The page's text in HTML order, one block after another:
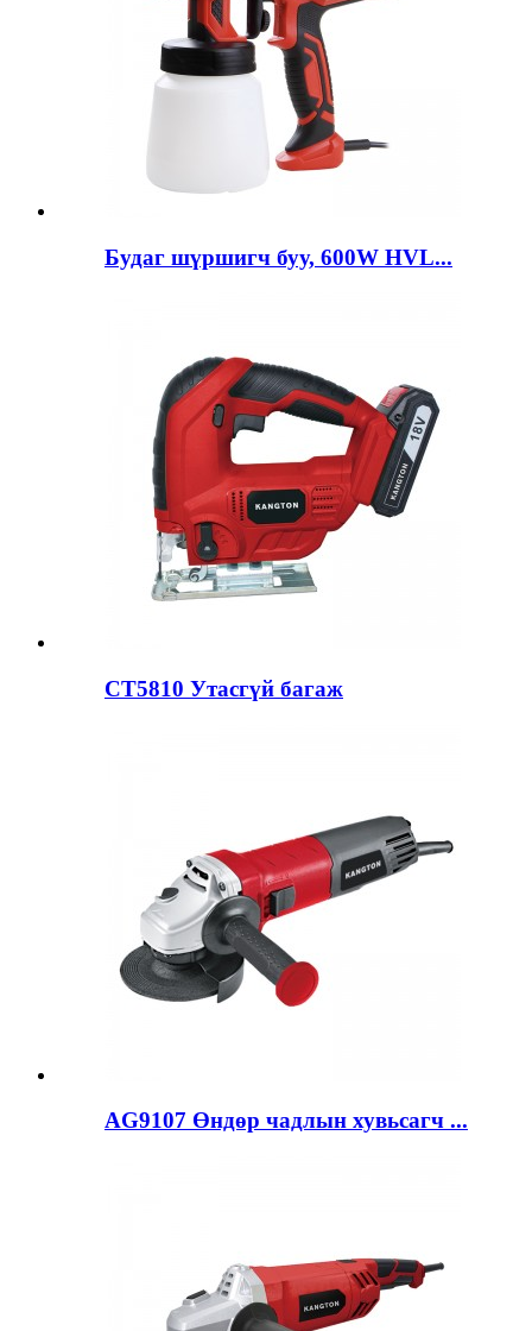
Будаг шүршигч буу, 600W HVL...
CT5810 Утасгүй багаж
AG9107 Өндөр чадлын хувьсагч ...